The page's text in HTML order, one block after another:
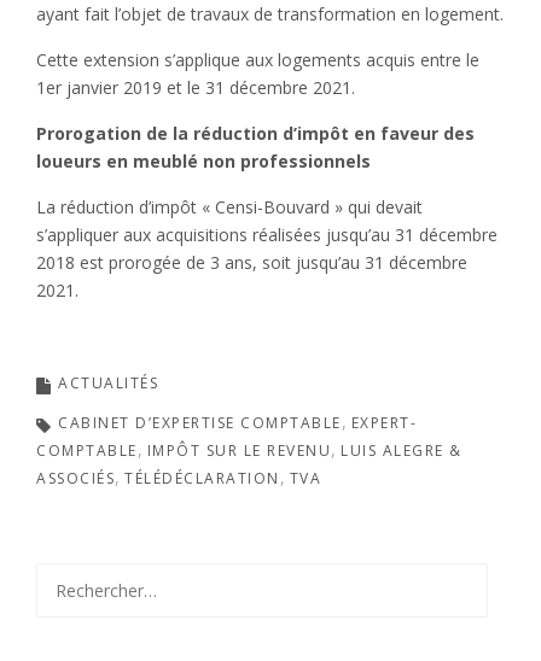
ayant fait l’objet de travaux de transformation en logement.
Cette extension s’applique aux logements acquis entre le
1er janvier 2019 et le 31 décembre 2021.
Prorogation de la réduction d’impôt en faveur des
loueurs en meublé non professionnels
La réduction d’impôt « Censi-Bouvard » qui devait
s’appliquer aux acquisitions réalisées jusqu’au 31 décembre
2018 est prorogée de 3 ans, soit jusqu’au 31 décembre
2021.
ACTUALITÉS
CABINET D’EXPERTISE COMPTABLE
EXPERT-
COMPTABLE
IMPÔT SUR LE REVENU
LUIS ALEGRE &
ASSOCIÉS TÉLÉDÉCLARATION TVA